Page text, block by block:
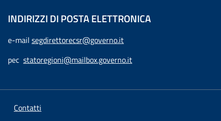
INDIRIZZI DI POSTA ELETTRONICA
e-mail segdirettorecsr@governo.it
pec statoregioni@mailbox.governo.it
Contatti